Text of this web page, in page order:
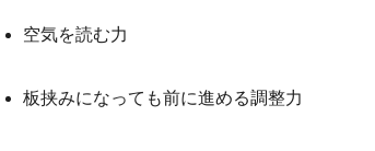
空気を読む力
板挟みになっても前に進める調整力